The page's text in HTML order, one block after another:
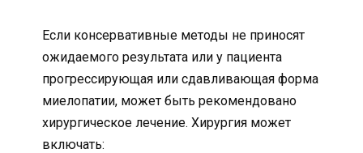
Если консервативные методы не приносят
ожидаемого результата или у пациента
прогрессирующая или сдавливающая форма
миелопатии, может быть рекомендовано
хирургическое лечение. Хирургия может
включать: